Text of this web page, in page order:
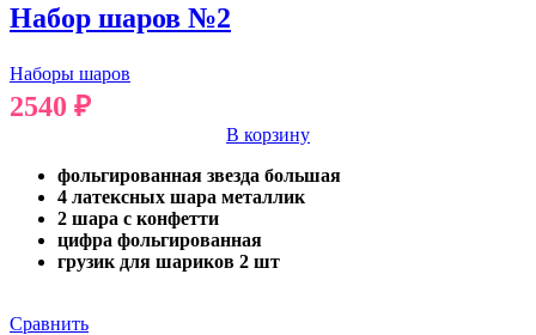
Набор шаров №2
Наборы шаров
2540 ₽
В корзину
фольгированная звезда большая
4 латексных шара металлик
2 шара с конфетти
цифра фольгированная
грузик для шариков 2 шт
Сравнить